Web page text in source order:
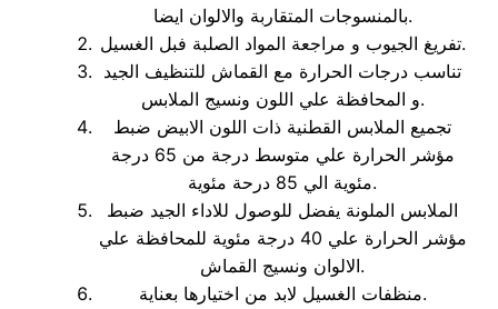
بالمنسوجات المتقاربة والالوان ايضا.
تفريغ الجيوب و مراجعة المواد الصلبة فبل الغسيل.
تناسب درجات الحرارة مع القماش للتنظيف الجيد
و المحافظة علي اللون ونسيج الملابس.
تجميع الملابس القطنية ذات اللون الابيض ضبط
مؤشر الحرارة علي متوسط درجة من 65 درجة
مئوية الي 85 درحة مئوية.
الملابس الملونة يفضل للوصول للاداء الجيد ضبط
مؤشر الحرارة علي 40 درجة مئوية للمحافظة علي
الالوان ونسيج القماش.
منظفات الغسيل لابد من اختيارها بعناية.